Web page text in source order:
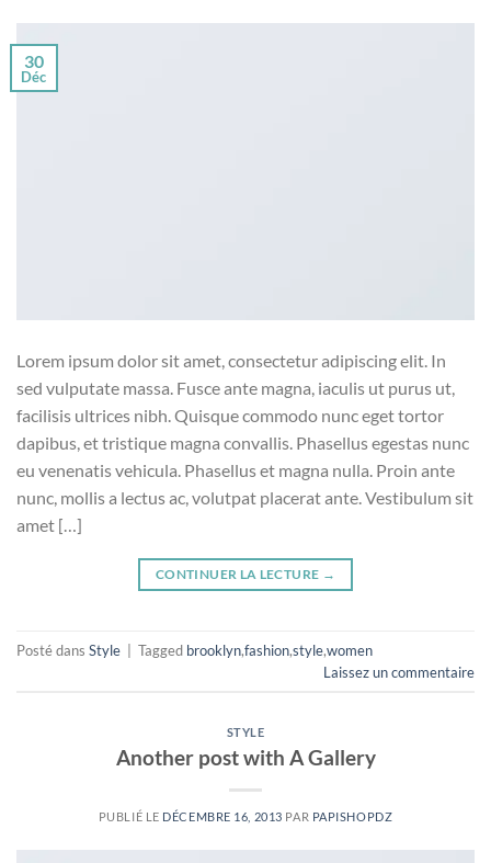
30
Déc
Lorem ipsum dolor sit amet, consectetur adipiscing elit. In
sed vulputate massa. Fusce ante magna, iaculis ut purus ut,
facilisis ultrices nibh. Quisque commodo nunc eget tortor
dapibus, et tristique magna convallis. Phasellus egestas nunc
eu venenatis vehicula. Phasellus et magna nulla. Proin ante
nunc, mollis a lectus ac, volutpat placerat ante. Vestibulum sit
amet […]
CONTINUER LA LECTURE →
Posté dans Style Tagged brooklyn,fashion,style,women
Laissez un commentaire
STYLE
Another post with A Gallery
PUBLIÉ LE DÉCEMBRE 16, 2013 PAR PAPISHOPDZ